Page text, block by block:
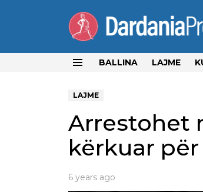
BALLINA LAJME
LAJME
Arrestohet
kërkuar
6 years ago